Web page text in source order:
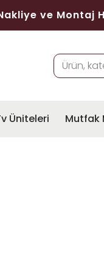
ve Montaj
Üniteleri Mutfak